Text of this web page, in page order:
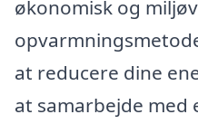
økonomisk og
at reducere dine
at samarbejde med